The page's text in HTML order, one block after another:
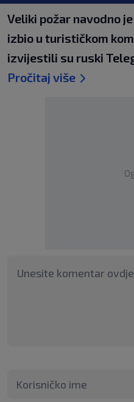
Veliki požar navodno
izbio u turističkom
izvijestili su ruski
Pročitaj više